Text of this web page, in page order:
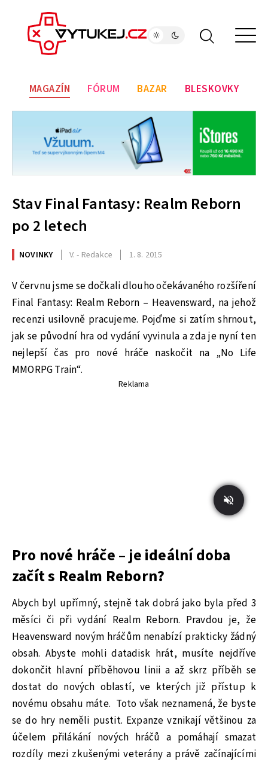
MAGAZÍN FÓRUM BAZAR BLESKOVKY
Stav Final Fantasy: Realm Reborn
po 2 letech
NOVINKY V. - Redakce 1. 8. 2015
V červnu jsme se dočkali dlouho očekávaného rozšíření
Final Fantasy: Realm Reborn – Heavensward, na jehož
recenzi usilovně pracujeme. Pojďme si zatím shrnout,
jak se původní hra od vydání vyvinula a zda je nyní ten
nejlepší čas pro nové hráče naskočit na „No Life
MMORPG Train“.
Reklama
Pro nové hráče – je ideální doba
začít s Realm Reborn?
Abych byl upřímný, stejně tak dobrá jako byla před 3
měsíci či při vydání Realm Reborn. Pravdou je, že
Heavensward novým hráčům nenabízí prakticky žádný
obsah. Abyste mohli datadisk hrát, musíte nejdříve
dokončit hlavní příběhovou linii a až skrz příběh se
dostat do nových oblastí, ve kterých již přístup k
novému obsahu máte. Toto však neznamená, že byste
se do hry neměli pustit. Expanze vznikají většinou za
účelem přilákání nových hráčů a pomáhají smazat
rozdíly mezi zkušenými veterány a právě začínajícími